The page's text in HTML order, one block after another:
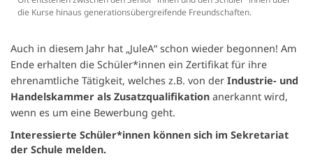
die Kurse hinaus generationsübergreifende Freundschaften.
Auch in diesem Jahr hat „JuleA“ schon wieder begonnen! Am
Ende erhalten die Schüler*innen ein Zertifikat für ihre
ehrenamtliche Tätigkeit, welches z.B. von der Industrie- und
Handelskammer als Zusatzqualifikation anerkannt wird,
wenn es um eine Bewerbung geht.
Interessierte Schüler*innen können sich im Sekretariat
der Schule melden.